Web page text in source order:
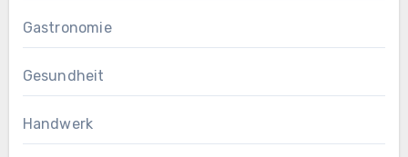
Gastronomie
Gesundheit
Handwerk